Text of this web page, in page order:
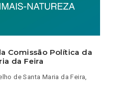
Comissão Política da
da Feira
de Santa Maria da Feira,